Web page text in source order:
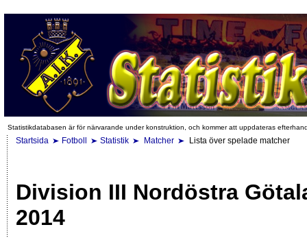
Statistikdatabasen är för närvarande under konstruktion, och kommer att uppdateras
Startsida Fotboll Statistik Matcher Lista över spelade matcher
Division III Nordöstra
2014